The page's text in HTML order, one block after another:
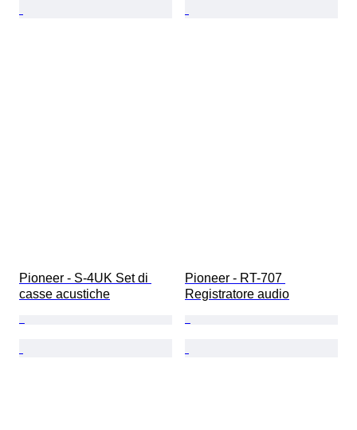
Pioneer - S-4UK Set di
casse acustiche
Pioneer - RT-707
Registratore audio